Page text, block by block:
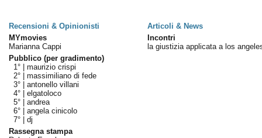
Recensioni & Opinionisti
Articoli & News
MYmovies
Marianna Cappi
Pubblico (per gradimento)
1° | maurizio crispi
2° | massimiliano di fede
3° | antonello villani
4° | elgatoloco
5° | andrea
6° | angela cinicolo
7° | dj
Rassegna stampa
Incontri
la giustizia applicata a los